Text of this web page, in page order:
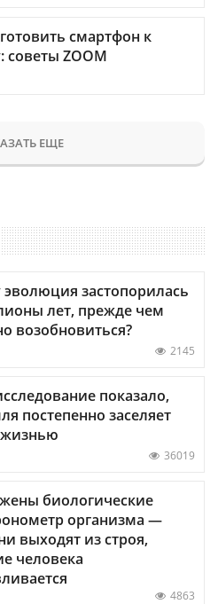
смартфон к
советы ZOOM
ЕЩЕ
застопорилась
лет, прежде чем
возобновиться?
2145
показало,
постепенно заселяет
36019
биологические
организма —
выходят из строя,
человека
4863